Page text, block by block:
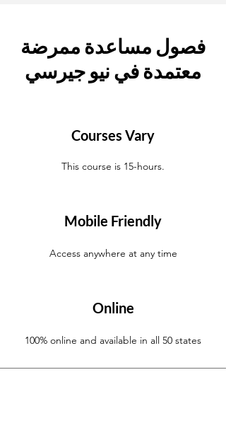
فصول مساعدة ممرضة
معتمدة في نيو جيرسي
Courses Vary
This course is 15-hours.
Mobile Friendly
Access anywhere at any time
Online
100% online and available in all 50 states